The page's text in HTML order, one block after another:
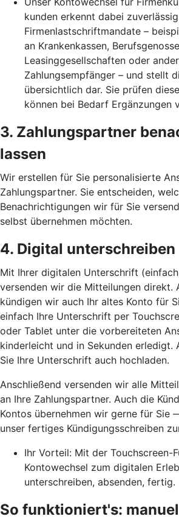
kunden erkennt dabei
Firmenlastschriftmandate –
an Krankenkassen,
Leasinggesellschaften oder
Zahlungsempfänger – und stellt
übersichtlich dar. Sie prüfen
können bei Bedarf Ergänzungen
3. Zahlungspartner
lassen
Wir erstellen für Sie personalisierte
Zahlungspartner. Sie entscheiden,
Benachrichtigungen wir für Sie
selbst übernehmen möchten.
4. Digital
Mit Ihrer digitalen Unterschrift
versenden wir die Mitteilungen direkt.
kündigen wir auch Ihr altes Konto für
einfach Ihre Unterschrift per
oder Tablet unter die vorbereiteten
kinderleicht und in Sekunden erledigt.
Sie Ihre Unterschrift auch hochladen.
Anschließend versenden wir alle
an Ihre Zahlungspartner. Auch die
Kontos übernehmen wir gerne für Sie
unser fertiges Kündigungsschreiben
Ihr Vorteil: Mit der Touchscreen-
Kontowechsel zum digitalen
unterschreiben, absenden, fertig.
So funktioniert's: